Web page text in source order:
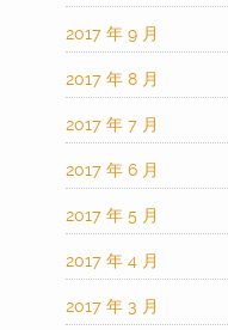
2017 年 9 月
2017 年 8 月
2017 年 7 月
2017 年 6 月
2017 年 5 月
2017 年 4 月
2017 年 3 月